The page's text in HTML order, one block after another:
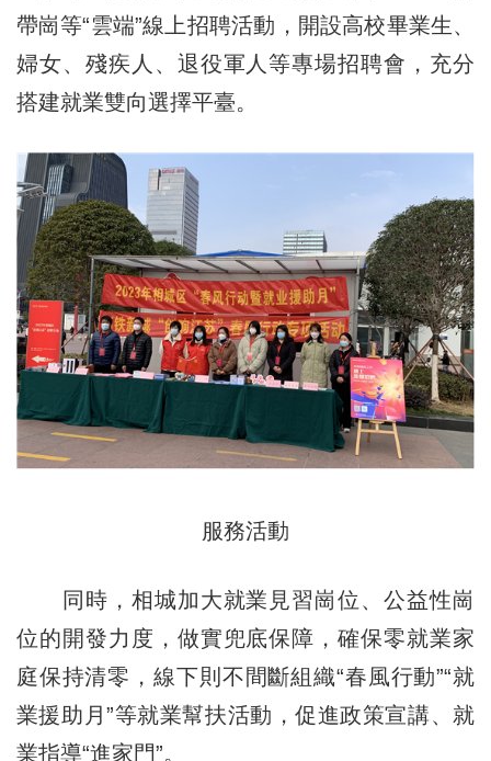
帶崗等“雲端”線上招聘活動，開設高校畢業生、
婦女、殘疾人、退役軍人等專場招聘會，充分
搭建就業雙向選擇平臺。
服務活動
同時，相城加大就業見習崗位、公益性崗
位的開發力度，做實兜底保障，確保零就業家
庭保持清零，線下則不間斷組織“春風行動”“就
業援助月”等就業幫扶活動，促進政策宣講、就
業指導“進家門”。